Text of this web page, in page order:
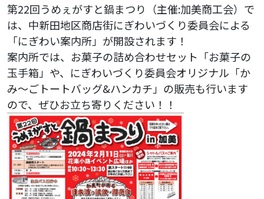
第22回うめぇがすと鍋まつり（主催:加美商工会）で
は、中新田地区商店街にぎわいづくり委員会による
「にぎわい案内所」が開設されます！
案内所では、お菓子の詰め合わせセット「お菓子の
玉手箱」や、にぎわいづくり委員会オリジナル「か
み〜ごトートバッグ&ハンカチ」の販売も行います
ので、ぜひお立ち寄りください！！